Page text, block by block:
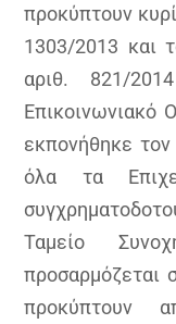
προκύπτουν
1303/2013 και
αριθ. 821/
Επικοινωνιακό
εκπονήθηκε
όλα τα
Ταμείο
προσαρμόζεται
προκύπτουν